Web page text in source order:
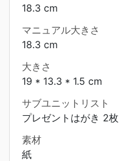
18.3 cm
マニュアル大きさ
18.3 cm
大きさ
19 * 13.3 * 1.5 cm
サブユニットリスト
プレゼントはがき 2枚
素材
紙